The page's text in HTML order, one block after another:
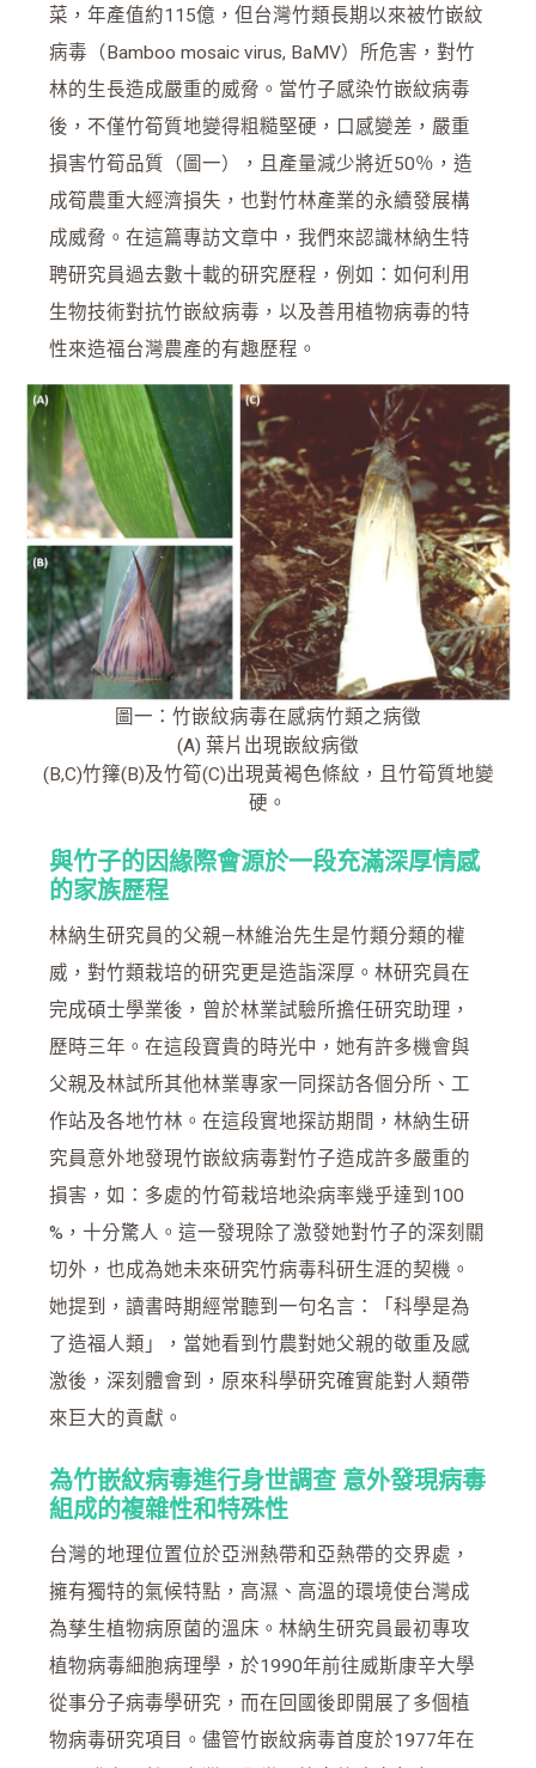
菜，年產值約115億，但台灣竹類長期以來被竹嵌紋
病毒（Bamboo mosaic virus, BaMV）所危害，對竹
林的生長造成嚴重的威脅。當竹子感染竹嵌紋病毒
後，不僅竹筍質地變得粗糙堅硬，口感變差，嚴重
損害竹筍品質（圖一），且產量減少將近50％，造
成筍農重大經濟損失，也對竹林產業的永續發展構
成威脅。在這篇專訪文章中，我們來認識林納生特
聘研究員過去數十載的研究歷程，例如：如何利用
生物技術對抗竹嵌紋病毒，以及善用植物病毒的特
性來造福台灣農產的有趣歷程。
圖一：竹嵌紋病毒在感病竹類之病徵
(A) 葉片出現嵌紋病徵
(B,C)竹籜(B)及竹筍(C)出現黃褐色條紋，且竹筍質地變
硬。
與竹子的因緣際會源於一段充滿深厚情感
的家族歷程
林納生研究員的父親—林維治先生是竹類分類的權
威，對竹類栽培的研究更是造詣深厚。林研究員在
完成碩士學業後，曾於林業試驗所擔任研究助理，
歷時三年。在這段寶貴的時光中，她有許多機會與
父親及林試所其他林業專家一同探訪各個分所、工
作站及各地竹林。在這段實地探訪期間，林納生研
究員意外地發現竹嵌紋病毒對竹子造成許多嚴重的
損害，如：多處的竹筍栽培地染病率幾乎達到100
%，十分驚人。這一發現除了激發她對竹子的深刻關
切外，也成為她未來研究竹病毒科研生涯的契機。
她提到，讀書時期經常聽到一句名言：「科學是為
了造福人類」，當她看到竹農對她父親的敬重及感
激後，深刻體會到，原來科學研究確實能對人類帶
來巨大的貢獻。
為竹嵌紋病毒進行身世調查 意外發現病毒
組成的複雜性和特殊性
台灣的地理位置位於亞洲熱帶和亞熱帶的交界處，
擁有獨特的氣候特點，高濕、高溫的環境使台灣成
為孳生植物病原菌的溫床。林納生研究員最初專攻
植物病毒細胞病理學，於1990年前往威斯康辛大學
從事分子病毒學研究，而在回國後即開展了多個植
物病毒研究項目。儘管竹嵌紋病毒首度於1977年在